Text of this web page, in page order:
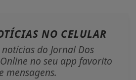
NO CELULAR
notícias do Jornal Dos
no seu app favorito
mensagens.